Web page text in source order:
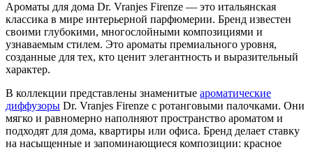
Ароматы для дома Dr. Vranjes Firenze — это итальянская
классика в мире интерьерной парфюмерии. Бренд известен
своими глубокими, многослойными композициями и
узнаваемым стилем. Это ароматы премиального уровня,
созданные для тех, кто ценит элегантность и выразительный
характер.
В коллекции представлены знаменитые ароматические
диффузоры Dr. Vranjes Firenze с ротанговыми палочками. Они
мягко и равномерно наполняют пространство ароматом и
подходят для дома, квартиры или офиса. Бренд делает ставку
на насыщенные и запоминающиеся композиции: красное